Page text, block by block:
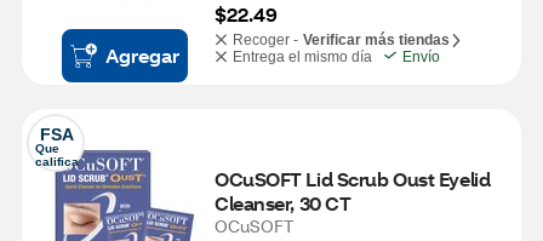
Agregar
$22.49
Recoger - Verificar más tiendas
Entrega el mismo día
Envío
FSA
Que
califica
OCuSOFT Lid Scrub Oust Eyelid
Cleanser, 30 CT
OCuSOFT